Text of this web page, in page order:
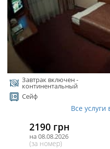
Завтрак включен -
континентальный
Сейф
Все
2190 грн
на 08.08.2026
(за номер)